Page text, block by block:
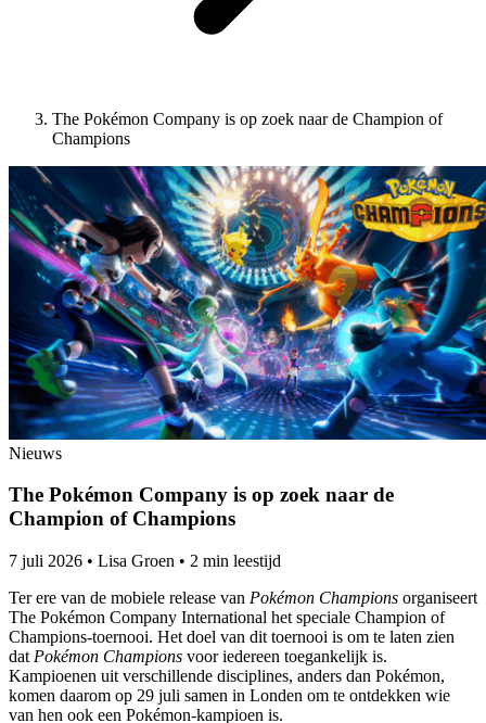
The Pokémon Company is op zoek naar de Champion of
Champions
Nieuws
The Pokémon Company is op zoek naar de
Champion of Champions
7 juli 2026 • Lisa Groen • 2 min leestijd
Ter ere van de mobiele release van Pokémon Champions organiseert
The Pokémon Company International het speciale Champion of
Champions-toernooi. Het doel van dit toernooi is om te laten zien
dat Pokémon Champions voor iedereen toegankelijk is.
Kampioenen uit verschillende disciplines, anders dan Pokémon,
komen daarom op 29 juli samen in Londen om te ontdekken wie
van hen ook een Pokémon-kampioen is.